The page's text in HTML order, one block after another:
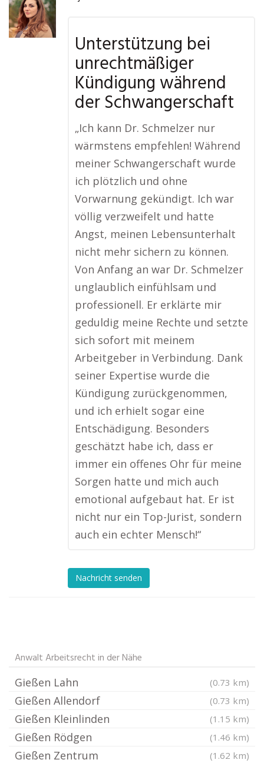
Unterstützung bei
unrechtmäßiger
Kündigung während
der Schwangerschaft
„Ich kann Dr. Schmelzer nur
wärmstens empfehlen! Während
meiner Schwangerschaft wurde
ich plötzlich und ohne
Vorwarnung gekündigt. Ich war
völlig verzweifelt und hatte
Angst, meinen Lebensunterhalt
nicht mehr sichern zu können.
Von Anfang an war Dr. Schmelzer
unglaublich einfühlsam und
professionell. Er erklärte mir
geduldig meine Rechte und setzte
sich sofort mit meinem
Arbeitgeber in Verbindung. Dank
seiner Expertise wurde die
Kündigung zurückgenommen,
und ich erhielt sogar eine
Entschädigung. Besonders
geschätzt habe ich, dass er
immer ein offenes Ohr für meine
Sorgen hatte und mich auch
emotional aufgebaut hat. Er ist
nicht nur ein Top-Jurist, sondern
auch ein echter Mensch!“
Nachricht senden
Anwalt Arbeitsrecht in der Nähe
Gießen Lahn (0.73 km)
Gießen Allendorf (0.73 km)
Gießen Kleinlinden (1.15 km)
Gießen Rödgen (1.46 km)
Gießen Zentrum (1.62 km)